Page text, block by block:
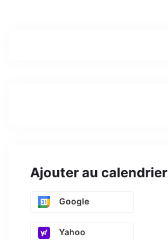
Ajouter au calendrier
Google
Yahoo